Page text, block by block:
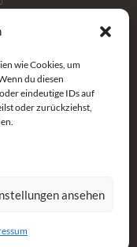
wie Cookies, um
du diesen
eindeutige IDs auf
oder zurückziehst,
ansehen
Business-